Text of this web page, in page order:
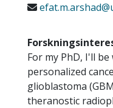
For my PhD, I'll
personalized
glioblastoma
theranostic